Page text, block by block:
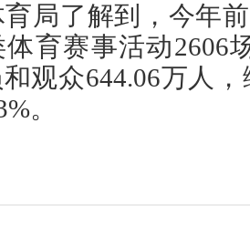
局了解到，今年
育赛事活动2606
观众644.06万人
。